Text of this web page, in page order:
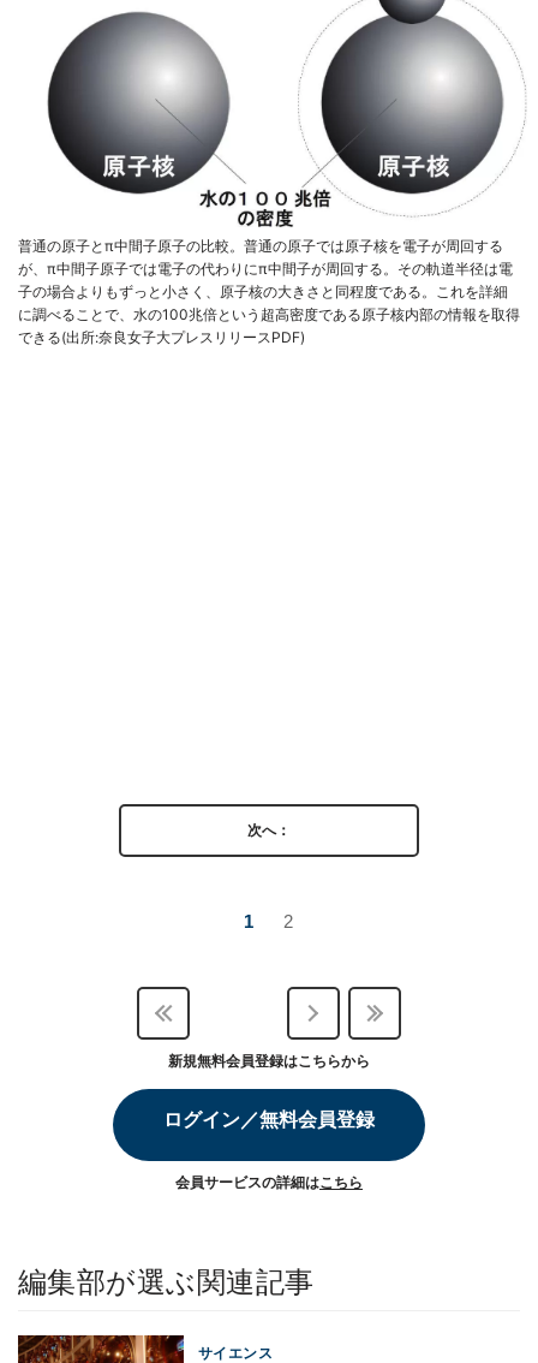
普通の原子とπ中間子原子の比較。普通の原子では原子核を電子が周回する
が、π中間子原子では電子の代わりにπ中間子が周回する。その軌道半径は電
子の場合よりもずっと小さく、原子核の大きさと同程度である。これを詳細
に調べることで、水の100兆倍という超高密度である原子核内部の情報を取得
できる(出所:奈良女子大プレスリリースPDF)
次へ：
1 2
新規無料会員登録はこちらから
ログイン／無料会員登録
会員サービスの詳細はこちら
編集部が選ぶ関連記事
サイエンス